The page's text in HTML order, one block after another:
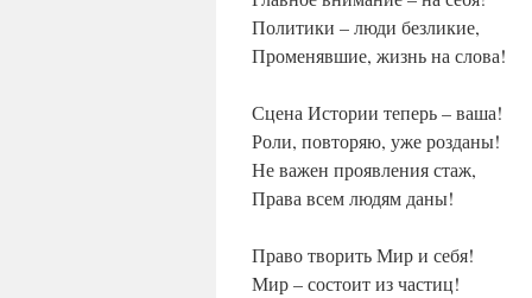
Политики – люди безликие,
Променявшие, жизнь на слова!
Сцена Истории теперь – ваша!
Роли, повторяю, уже розданы!
Не важен проявления стаж,
Права всем людям даны!
Право творить Мир и себя!
Мир – состоит из частиц!